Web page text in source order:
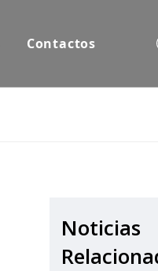
Contactos
Noticias